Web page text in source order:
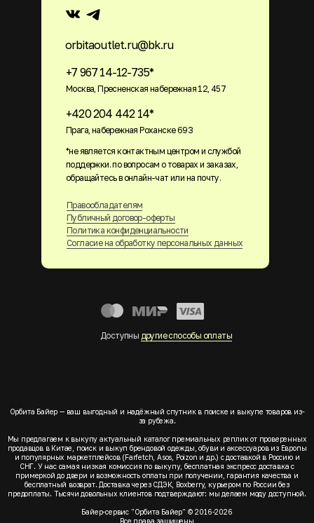
+7 967 14-12-735*
Москва, Пресненская набережная 12, 457
+420 204 442 14*
Прага, набережная Роханске 693
orbitaoutlet.ru@bk.ru
Правообладателям
Публичный договор-оферты
Политика конфиденциальности
Согласие на обработку персональных данных
Доступны другие способы оплаты
*не является контактным центром и службой
поддержки. по вопросам о товарах и заказах,
обращайтесь в онлайн-чат или на почту.
Орбита Байер — ваш выгодный и надёжный спутник в поиске и выкупе товаров из-
за рубежа.
Мы предлагаем к выкупу актуальный каталог премиальных реплик от проверенных
продавцов в Китае, поиск и выкуп брендовой одежды, обуви и аксессуаров из Европы
и популярных маркетплейсов (Farfetch, Asos, Poizon и др.) с доставкой в Россию и
СНГ. У нас самая низкая комиссия по выкупу, бесплатная экспресс доставка с
примеркой до двери и возможность оплаты при получении, гарантия качества и
бесплатный возврат. Доставка через СДЭК, Boxberry, курьером по России без
предоплаты. Тысячи довольных клиентов подтверждают: мы делаем моду доступной.
Байер-сервис "Орбита Байер" © 2016-2026
Все права защищены